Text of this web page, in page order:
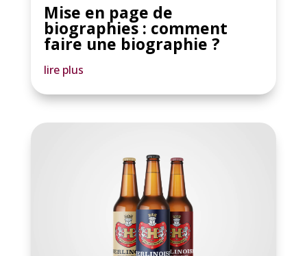
Mise en page de
biographies : comment
faire une biographie ?
lire plus